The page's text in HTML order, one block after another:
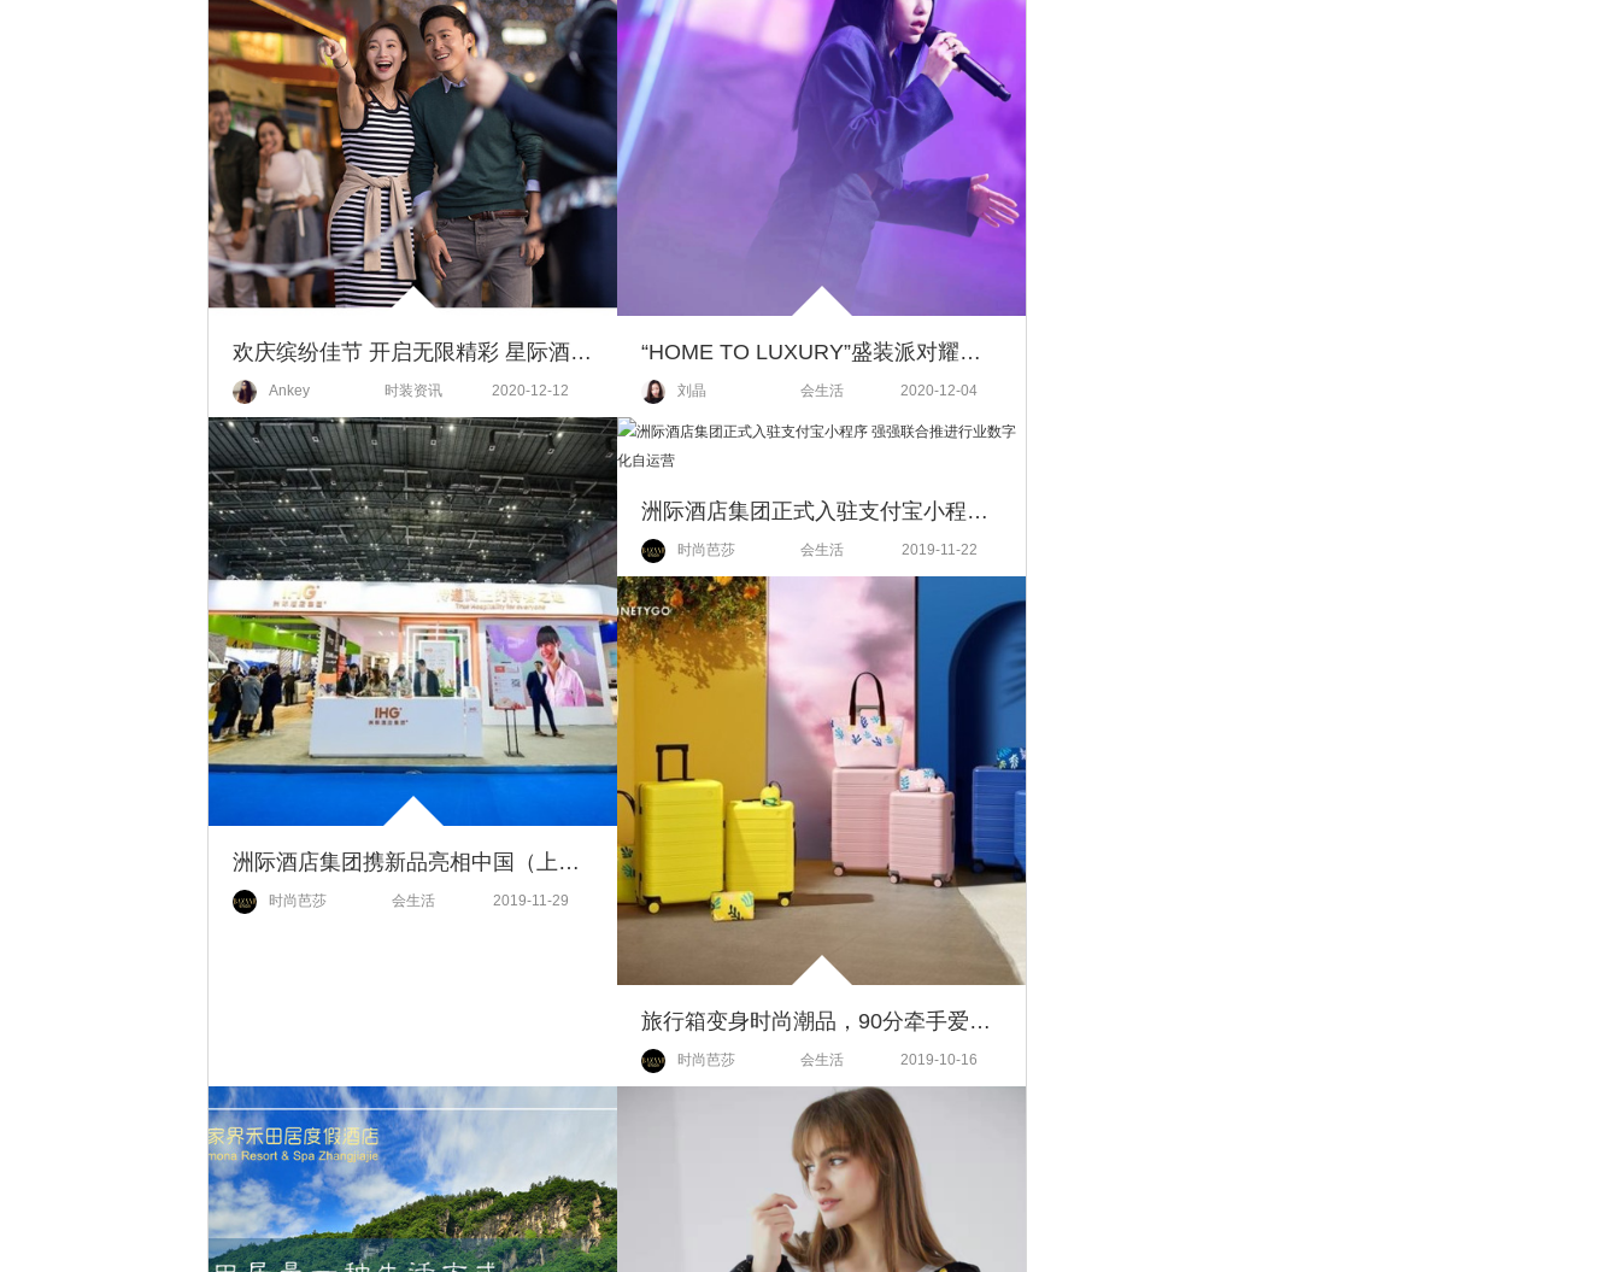
欢庆缤纷佳节 开启无限精彩 星际酒店、澳門「銀河」豪华综合度假城及「澳門百老匯」暖心呈献圣诞主题礼遇
Ankey 时装资讯 2020-12-12
“HOME TO LUXURY”盛装派对耀目呈现 时尚奢华之夜璀璨生辉
刘晶 会生活 2020-12-04
洲际酒店集团携新品亮相中国（上海）国际酒店投资与特许经营展
时尚芭莎 会生活 2019-11-29
洲际酒店集团正式入驻支付宝小程序 强强联合推进行业数字化自运营
时尚芭莎 会生活 2019-11-22
旅行箱变身时尚潮品，90分牵手爱马仕前设计师联名款巴黎首发
时尚芭莎 会生活 2019-10-16